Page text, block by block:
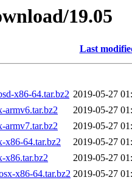
19.05
Last
x86-64.tar.bz2 2019-05-27
armv6.tar.bz2
2019-05-27
armv7.tar.bz2
2019-05-27
x86-64.tar.bz2
2019-05-27
x86.tar.bz2
2019-05-27
x86-64.tar.bz2 2019-05-27